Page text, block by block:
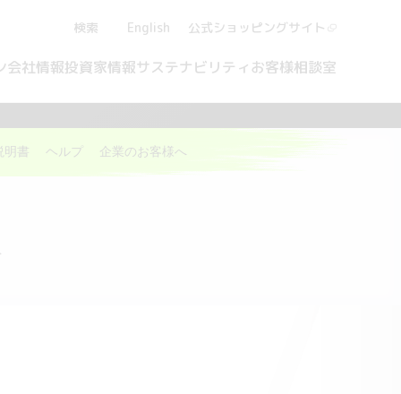
検索 English 公式ショッピングサイト
会社情報投資家情報サステナビリティ お客様相談室
明書 ヘルプ 企業のお客様へ